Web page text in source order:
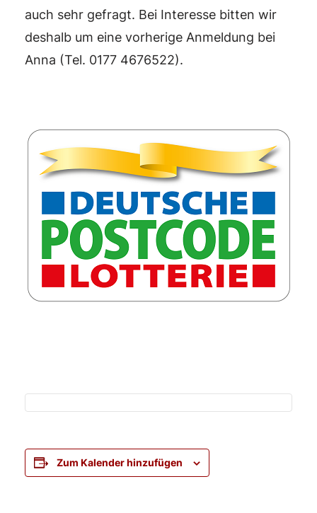
auch sehr gefragt. Bei Interesse bitten wir
deshalb um eine vorherige Anmeldung bei
Anna (Tel. 0177 4676522).
Zum Kalender hinzufügen